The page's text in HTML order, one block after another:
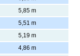
5,85 m
5,51 m
5,19 m
4,86 m